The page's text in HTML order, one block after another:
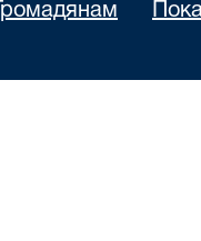
Громадянам